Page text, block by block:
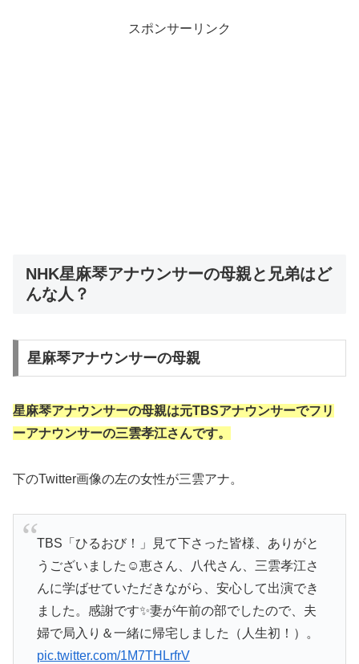
スポンサーリンク
NHK星麻琴アナウンサーの母親と兄弟はど
んな人？
星麻琴アナウンサーの母親
星麻琴アナウンサーの母親は元TBSアナウンサーでフリ
ーアナウンサーの三雲孝江さんです。
下のTwitter画像の左の女性が三雲アナ。
TBS「ひるおび！」見て下さった皆様、ありがと
うございました☺️恵さん、八代さん、三雲孝江さ
んに学ばせていただきながら、安心して出演でき
ました。感謝です✨妻が午前の部でしたので、夫
婦で局入り＆一緒に帰宅しました（人生初！）。
pic.twitter.com/1M7THLrfrV